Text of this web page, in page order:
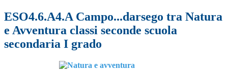
ESO4.6.A4.A Campo...darsego tra Natura
e Avventura classi seconde scuola
secondaria I grado